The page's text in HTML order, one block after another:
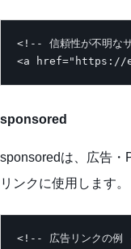
<!-- 信頼性が不明な
<a href="https://
sponsored
sponsoredは、広告・
リンクに使用します。
<!-- 広告リンクの